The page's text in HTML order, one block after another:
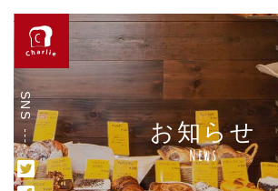
SNS
お知らせ
News